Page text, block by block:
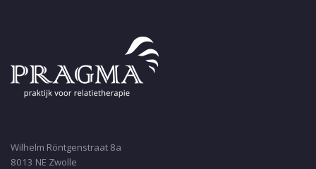
Wilhelm Röntgenstraat 8a
8013 NE Zwolle